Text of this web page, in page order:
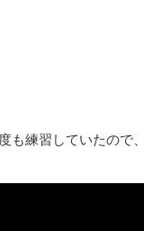
も練習していたので